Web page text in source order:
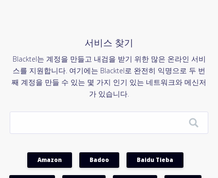
서비스 찾기
Blacktel는 계정을 만들고 내검을 받기 위한 많은 온라인 서비
스를 지원합니다. 여기에는 Blacktel로 완전히 익명으로 두 번
째 계정을 만들 수 있는 몇 가지 인기 있는 네트워크와 메신저
가 있습니다.
Amazon Badoo Baidu Tieba